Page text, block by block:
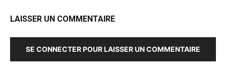
LAISSER UN COMMENTAIRE
SE CONNECTER POUR LAISSER UN COMMENTAIRE